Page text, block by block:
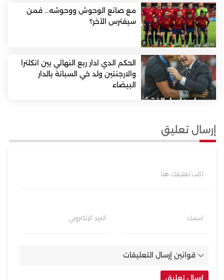
مع صانع الوحوش ووحوشه… فمن
سيفترس الآخر؟
الحكم الدي ادار ربع النهائي بين انكلترا
والارجنتين ولد خي السباتة بالدار
البيضاء
إرسال تعليق
اكتب تعليقك هنا
اسمك البريد الإلكتروني
قوانين إرسال التعليقات